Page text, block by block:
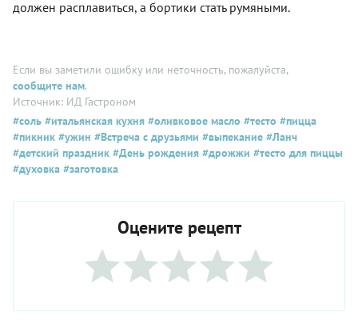
должен расплавиться, а бортики стать румяными.
Если вы заметили ошибку или неточность, пожалуйста,
сообщите нам.
Источник: ИД Гастроном
#соль #итальянская кухня #оливковое масло #тесто #пицца
#пикник #ужин #Встреча с друзьями #выпекание #Ланч
#детский праздник #День рождения #дрожжи #тесто для пиццы
#духовка #заготовка
Оцените рецепт